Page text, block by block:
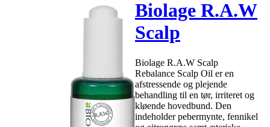
Biolage R.A.W
Scalp
Rebalance
Scalp Oil 30
ml
Biolage R.A.W Scalp
Rebalance Scalp Oil er en
afstressende og plejende
behandling til en tør, irriteret og
kløende hovedbund. Den
indeholder pebermynte, fennikel